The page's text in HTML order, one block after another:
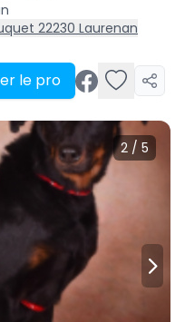
22230 Laurenan
le pro
2 / 5